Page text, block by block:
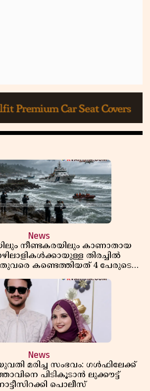
News
നീണ്ടകരയിലും കാണാതായ
തിരച്ചിൽ
കണ്ടെത്തിയത് 4 പേരുടെ
News
മരിച്ച സംഭവം: ഗൾഫിലേക്ക്
പിടികൂടാൻ ലുക്കൗട്ട്
പൊലീസ്